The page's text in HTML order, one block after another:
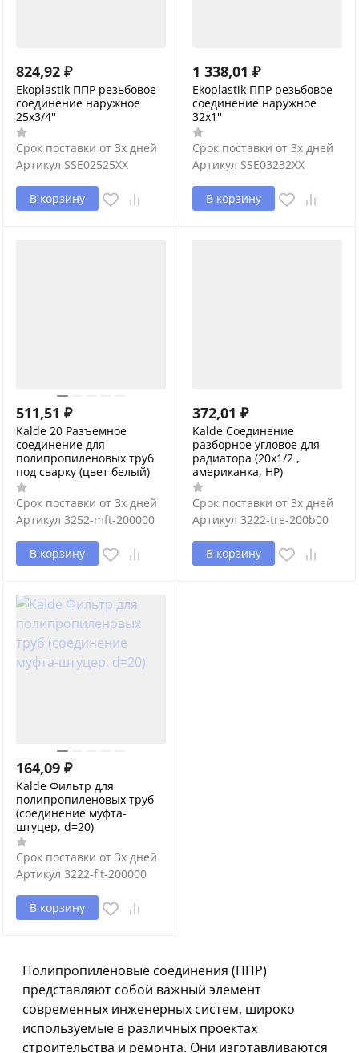
824,92 ₽
Ekoplastik ППР резьбовое
соединение наружное
25x3/4''
Срок поставки от 3х дней
Артикул SSE02525XX
В корзину
1 338,01 ₽
Ekoplastik ППР резьбовое
соединение наружное
32x1''
Срок поставки от 3х дней
Артикул SSE03232XX
В корзину
511,51 ₽
Kalde 20 Разъемное
соединение для
полипропиленовых труб
под сварку (цвет белый)
Срок поставки от 3х дней
Артикул 3252-mft-200000
В корзину
372,01 ₽
Kalde Соединение
разборное угловое для
радиатора (20x1/2 ,
американка, НР)
Срок поставки от 3х дней
Артикул 3222-tre-200b00
В корзину
164,09 ₽
Kalde Фильтр для
полипропиленовых труб
(соединение муфта-
штуцер, d=20)
Срок поставки от 3х дней
Артикул 3222-flt-200000
В корзину
Полипропиленовые соединения (ППР)
представляют собой важный элемент
современных инженерных систем, широко
используемые в различных проектах
строительства и ремонта. Они изготавливаются